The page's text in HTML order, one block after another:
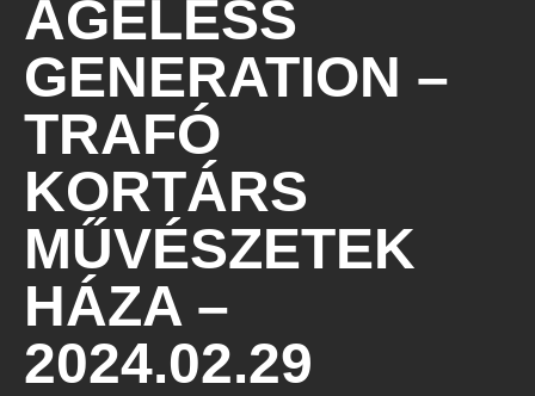
AGELESS
GENERATION –
TRAFÓ
KORTÁRS
MŰVÉSZETEK
HÁZA –
2024.02.29